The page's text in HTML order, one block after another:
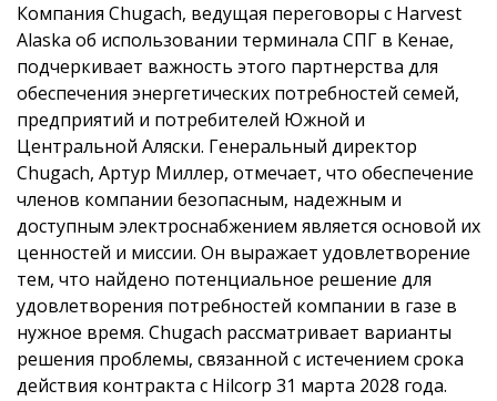
Компания Chugach, ведущая переговоры с Harvest
Alaska об использовании терминала СПГ в Кенае,
подчеркивает важность этого партнерства для
обеспечения энергетических потребностей семей,
предприятий и потребителей Южной и
Центральной Аляски. Генеральный директор
Chugach, Артур Миллер, отмечает, что обеспечение
членов компании безопасным, надежным и
доступным электроснабжением является основой их
ценностей и миссии. Он выражает удовлетворение
тем, что найдено потенциальное решение для
удовлетворения потребностей компании в газе в
нужное время. Chugach рассматривает варианты
решения проблемы, связанной с истечением срока
действия контракта с Hilcorp 31 марта 2028 года.